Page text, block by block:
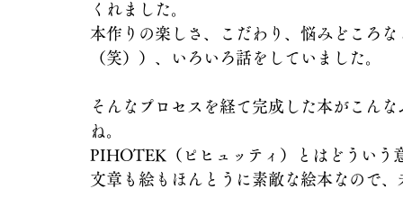
くれました。
本作りの楽しさ、こだわり、悩みどころ
（笑））、いろいろ話をしていました。
そんなプロセスを経て完成した本がこん
ね。
PIHOTEK（ピヒュッティ）とはどういう
文章も絵もほんとうに素敵な絵本なので